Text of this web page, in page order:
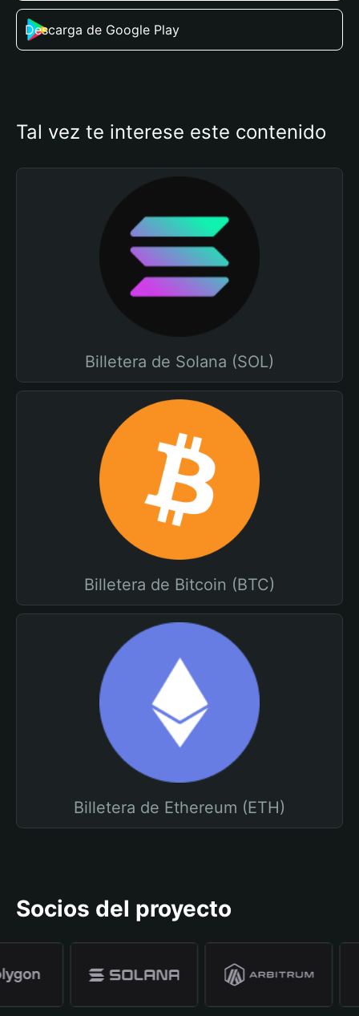
Descarga de Google Play
Tal vez te interese este contenido
Billetera de Solana (SOL)
Billetera de Bitcoin (BTC)
Billetera de Ethereum (ETH)
Socios del proyecto